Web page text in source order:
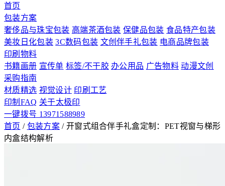
首页
包装方案
奢侈品与珠宝包装 高端茶酒包装 保健品包装 食品特产包装
美妆日化包装 3C数码包装 文创伴手礼包装 电商品牌包装
印刷物料
书籍画册 宣传单 标签/不干胶 办公用品 广告物料 动漫文创
采购指南
材质精选 视觉设计 印刷工艺
印制FAQ 关于太极印
一键拨号 13971588989
首页 / 包装方案 / 开窗式组合伴手礼盒定制：PET视窗与梯形
内盒结构解析